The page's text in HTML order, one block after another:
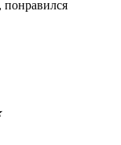
понравился